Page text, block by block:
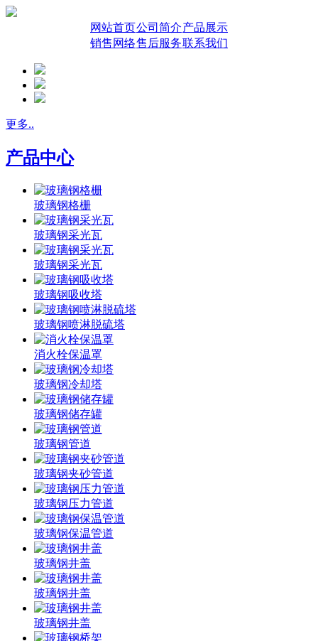
网站首页公司简介产品展示
销售网络售后服务联系我们
更多..
产品中心
玻璃钢格栅
玻璃钢采光瓦
玻璃钢采光瓦
玻璃钢吸收塔
玻璃钢喷淋脱硫塔
消火栓保温罩
玻璃钢冷却塔
玻璃钢储存罐
玻璃钢管道
玻璃钢夹砂管道
玻璃钢压力管道
玻璃钢保温管道
玻璃钢井盖
玻璃钢井盖
玻璃钢井盖